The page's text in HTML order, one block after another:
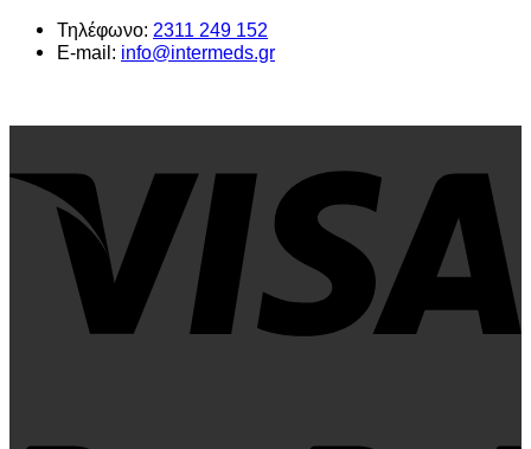
Τηλέφωνο: 2311 249 152
E-mail: info@intermeds.gr